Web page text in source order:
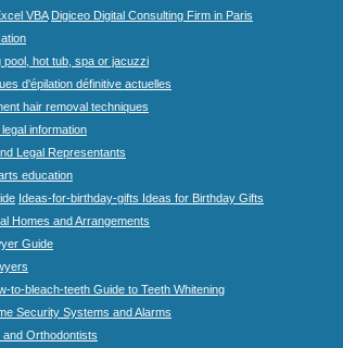
VBA Digiceo Digital Consulting Firm in Paris
pool, hot tub, spa or jacuzzi
d'épilation définitive actuelles
hair removal techniques
information
Legal Representants
education
Ideas-for-birthday-gifts Ideas for Birthday Gifts
Homes and Arrangements
Guide
to-bleach-teeth Guide to Teeth Whitening
Security Systems and Alarms
Orthodontists